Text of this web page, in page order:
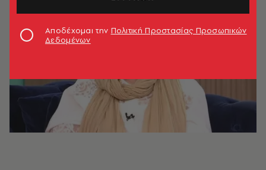
Αποδέχομαι την Πολιτική Προστασίας Προσωπικών
Δεδομένων